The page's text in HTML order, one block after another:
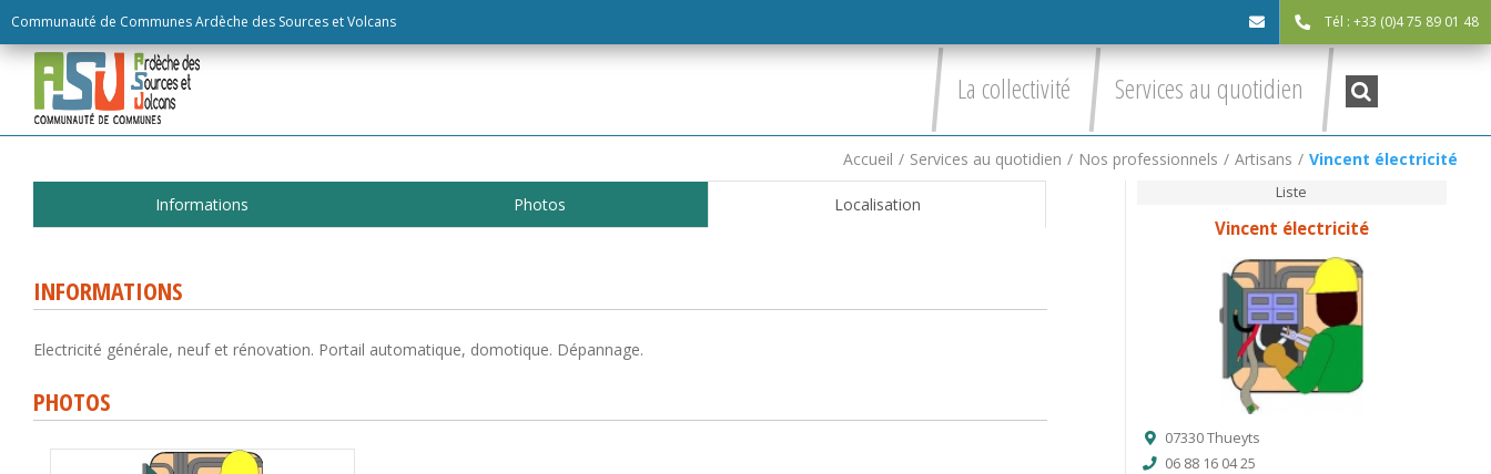
Communauté de Communes Ardèche des Sources et Volcans Tél : +33 (0)4 75 89 01 48
to
content
La collectivité Services au quotidien Recherche
:
Accueil / Services au quotidien / Nos professionnels / Artisans / Vincent électricité
Informations Photos Localisation
INFORMATIONS
Electricité générale, neuf et rénovation. Portail automatique, domotique. Dépannage.
PHOTOS
Liste
Vincent électricité
07330 Thueyts
06 88 16 04 25